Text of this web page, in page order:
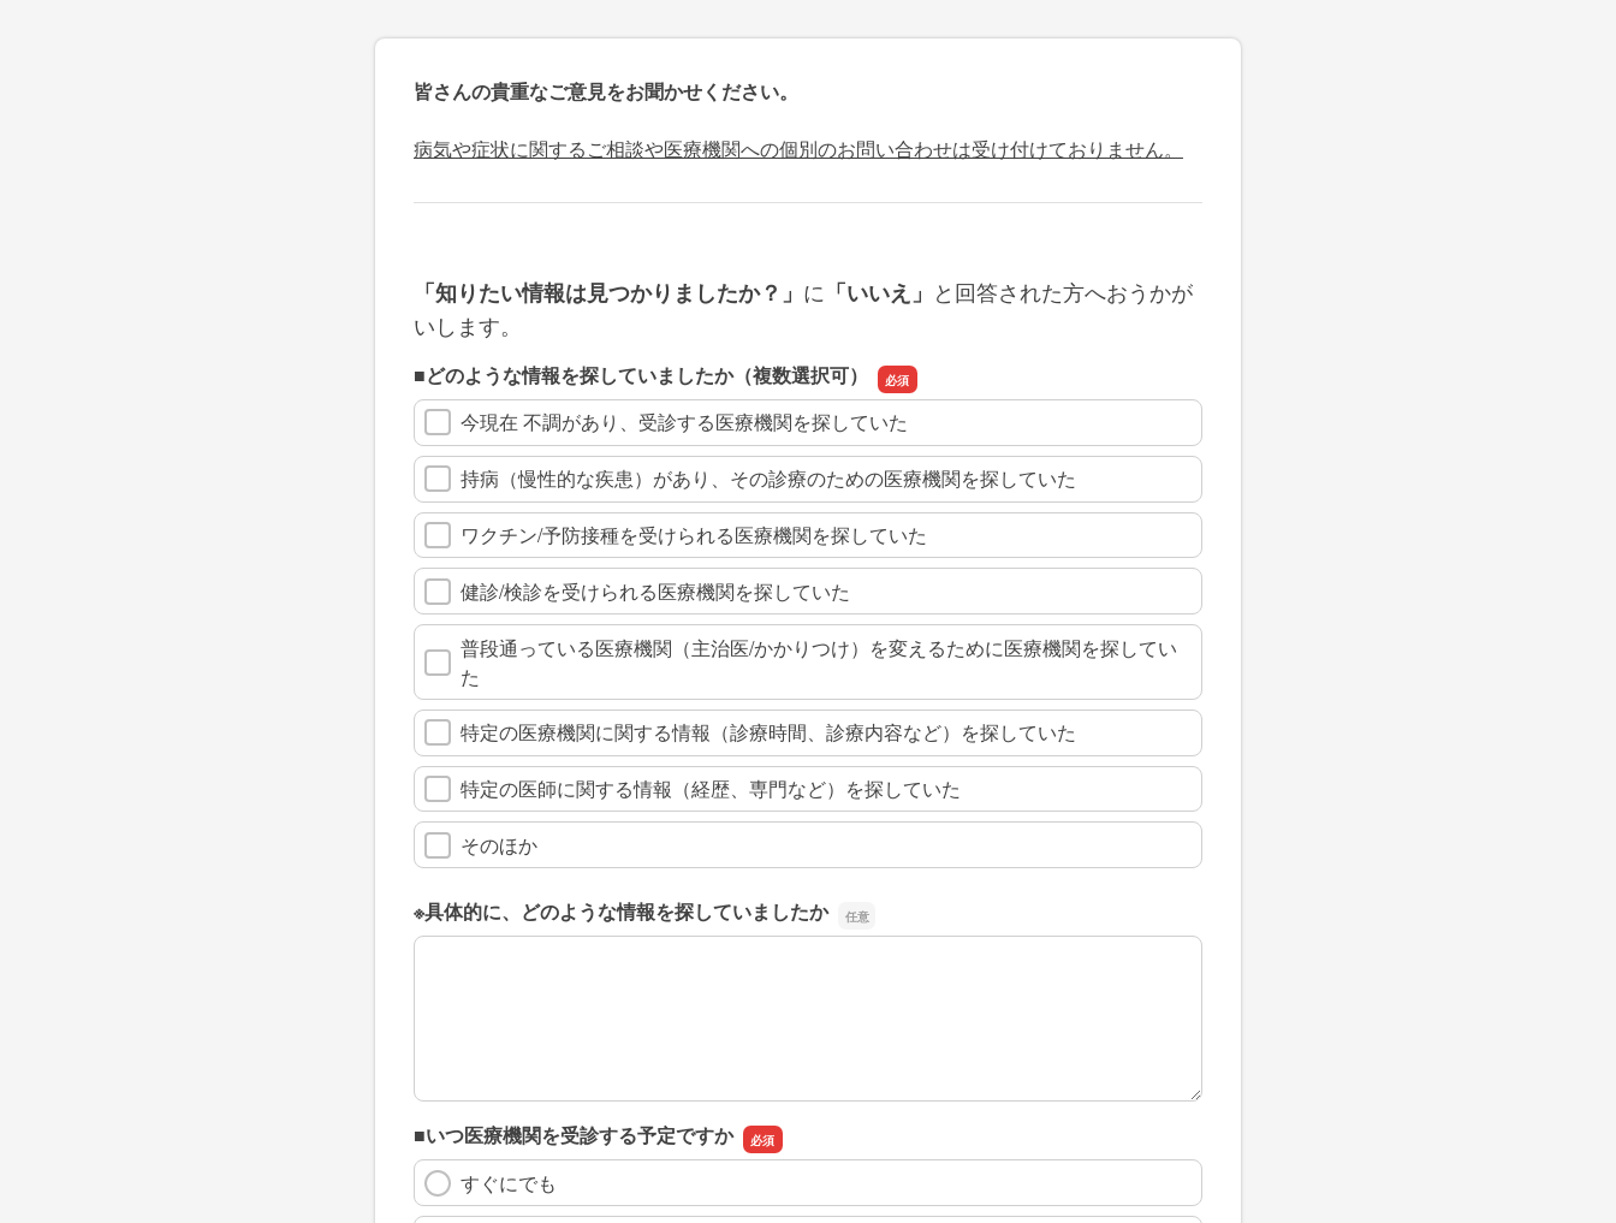
皆さんの貴重なご意見をお聞かせください。
病気や症状に関するご相談や医療機関への個別のお問い合わせは受け付けておりません。
「知りたい情報は見つかりましたか？」 に 「いいえ」 と回答された方へおうかが
いします。
■どのような情報を探していましたか（複数選択可）
今現在 不調があり、受診する医療機関を探していた
持病（慢性的な疾患）があり、その診療のための医療機関を探していた
ワクチン/予防接種を受けられる医療機関を探していた
健診/検診を受けられる医療機関を探していた
普段通っている医療機関（主治医/かかりつけ）を変えるために医療機関を探してい
た
特定の医療機関に関する情報（診療時間、診療内容など）を探していた
特定の医師に関する情報（経歴、専門など）を探していた
そのほか
※具体的に、どのような情報を探していましたか
※具体的に、どのような情報を探していましたか
■いつ医療機関を受診する予定ですか
すぐにでも